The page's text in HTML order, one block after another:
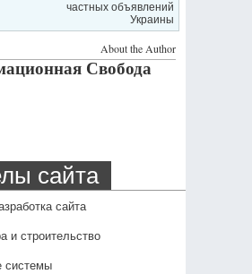
частных объявлений
Украины
About the Author
Свобода
сайта
сайта
и строительство
системы